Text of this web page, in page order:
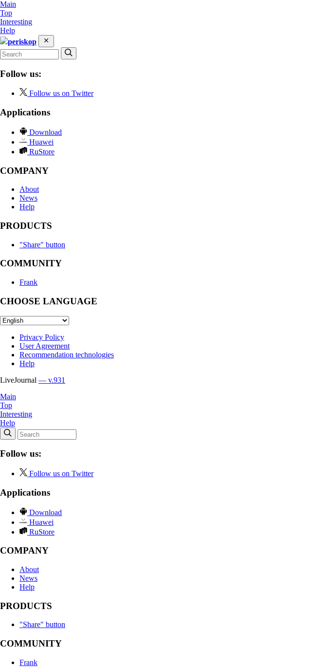
Main
Top
Interesting
Help
periskop
Follow us:
Follow us on Twitter
Applications
Download
Huawei
RuStore
COMPANY
About
News
Help
PRODUCTS
"Share" button
COMMUNITY
Frank
CHOOSE LANGUAGE
Privacy Policy
User Agreement
Recommendation technologies
Help
LiveJournal — v.931
Main
Top
Interesting
Help
Follow us:
Follow us on Twitter
Applications
Download
Huawei
RuStore
COMPANY
About
News
Help
PRODUCTS
"Share" button
COMMUNITY
Frank